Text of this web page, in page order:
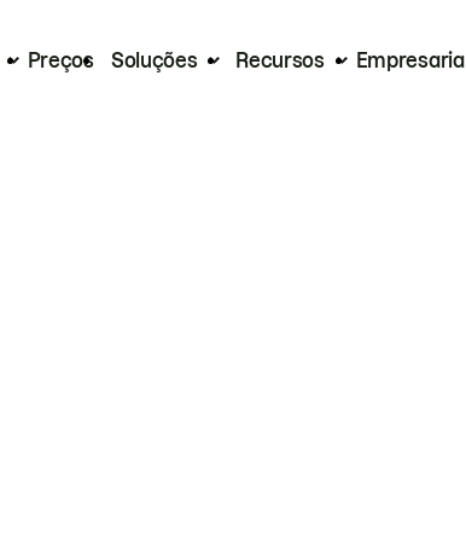
Preços Soluções Recursos Empresarial